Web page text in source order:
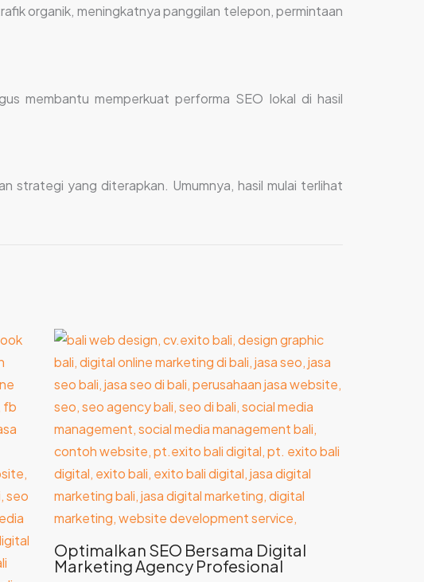
organik, meningkatnya panggilan telepon, permintaan
membantu memperkuat performa SEO lokal di hasil
strategi yang diterapkan. Umumnya, hasil mulai terlihat
Optimalkan SEO Bersama Digital
Marketing Agency Profesional